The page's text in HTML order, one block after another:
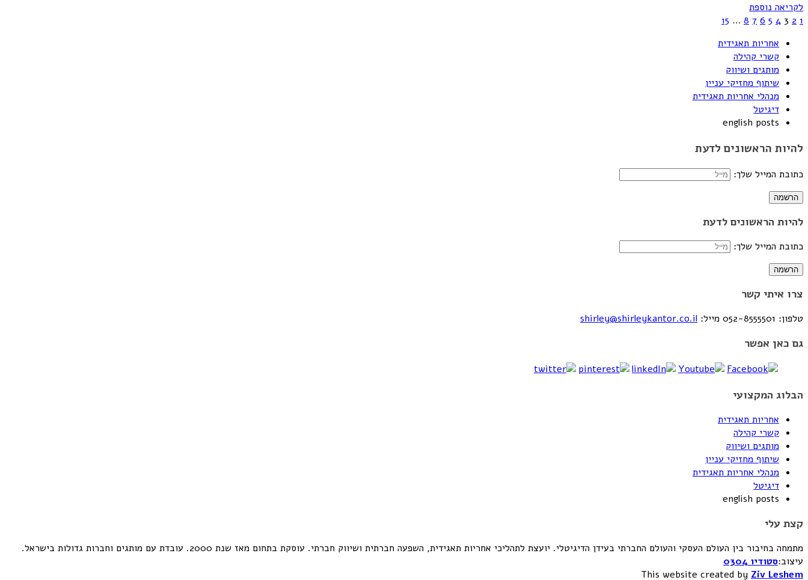
לקריאה נוספת
1
2
3
4
5
6
7
8
…
15
אחריות תאגידית
קשרי קהילה
מותגים ושיווק
שיתוף מחזיקי עניין
מנהלי אחריות תאגידית
דיגיטל
english posts
להיות הראשונים לדעת
כתובת המייל שלך:
להיות הראשונים לדעת
כתובת המייל שלך:
צרו איתי קשר
טלפון: 052-8555501 מייל: shirley@shirleykantor.co.il
גם כאן אפשר
הבלוג המקצועי
אחריות תאגידית
קשרי קהילה
מותגים ושיווק
שיתוף מחזיקי עניין
מנהלי אחריות תאגידית
דיגיטל
english posts
קצת עלי
מתמחה בחיבור בין העולם העסקי והעולם החברתי בעידן הדיגיטלי. יועצת לתהליכי אחריות תאגידית, השפעה חברתית ושיווק חברתי. עוסקת בתחום מאז שנת 2000. עובדת עם מותגים וחברות גדולות בישראל.
עיצוב:סטודיו 0304
This website created by Ziv Leshem